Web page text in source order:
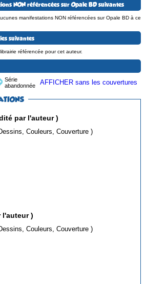
NON référencées sur Opale BD suivantes
manifestations NON référencées sur Opale BD à ce
suivantes
référencée pour cet auteur.
Série
abandonnée
AFFICHER sans les couvertures
par l'auteur )
Mar 2017 ( Dessins, Couleurs, Couverture )
l'auteur )
Mar 2015 ( Dessins, Couleurs, Couverture )